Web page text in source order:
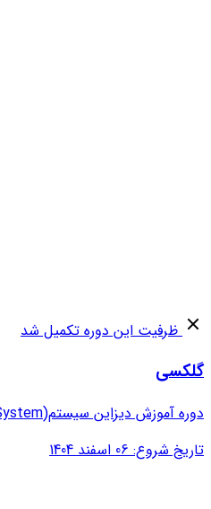
ظرفیت این دوره تکمیل شد
گلکسی
دوره آموزش دیزاین سیستم(Design System) جامع
تاریخ شروع: 06 اسفند 1404